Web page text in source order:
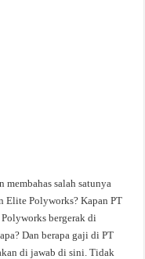
salah satunya
Elite Polyworks? Kapan PT
bergerak di
Dan berapa gaji di PT
di jawab di sini. Tidak